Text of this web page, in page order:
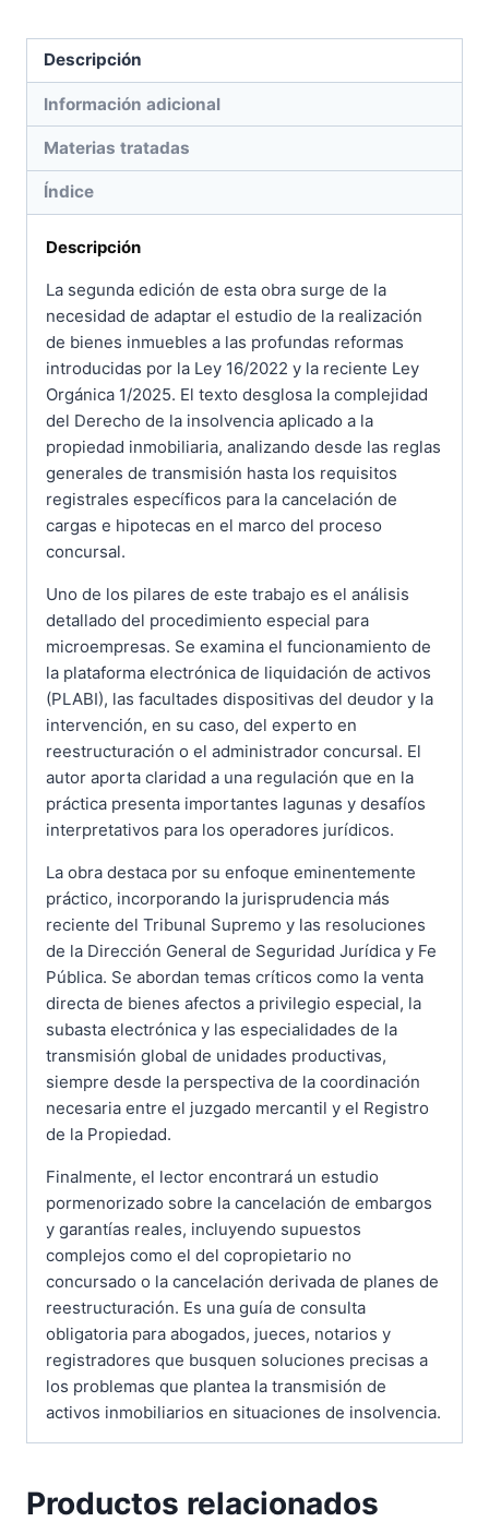
del
microempresas
Descripción
Información adicional
Materias tratadas
Índice
Descripción
La segunda edición de esta obra surge de la
necesidad de adaptar el estudio de la realización
de bienes inmuebles a las profundas reformas
introducidas por la Ley 16/2022 y la reciente Ley
Orgánica 1/2025. El texto desglosa la complejidad
del Derecho de la insolvencia aplicado a la
propiedad inmobiliaria, analizando desde las reglas
generales de transmisión hasta los requisitos
registrales específicos para la cancelación de
cargas e hipotecas en el marco del proceso
concursal.
Uno de los pilares de este trabajo es el análisis
detallado del procedimiento especial para
microempresas. Se examina el funcionamiento de
la plataforma electrónica de liquidación de activos
(PLABI), las facultades dispositivas del deudor y la
intervención, en su caso, del experto en
reestructuración o el administrador concursal. El
autor aporta claridad a una regulación que en la
práctica presenta importantes lagunas y desafíos
interpretativos para los operadores jurídicos.
La obra destaca por su enfoque eminentemente
práctico, incorporando la jurisprudencia más
reciente del Tribunal Supremo y las resoluciones
de la Dirección General de Seguridad Jurídica y Fe
Pública. Se abordan temas críticos como la venta
directa de bienes afectos a privilegio especial, la
subasta electrónica y las especialidades de la
transmisión global de unidades productivas,
siempre desde la perspectiva de la coordinación
necesaria entre el juzgado mercantil y el Registro
de la Propiedad.
Finalmente, el lector encontrará un estudio
pormenorizado sobre la cancelación de embargos
y garantías reales, incluyendo supuestos
complejos como el del copropietario no
concursado o la cancelación derivada de planes de
reestructuración. Es una guía de consulta
obligatoria para abogados, jueces, notarios y
registradores que busquen soluciones precisas a
los problemas que plantea la transmisión de
activos inmobiliarios en situaciones de insolvencia.
Productos relacionados